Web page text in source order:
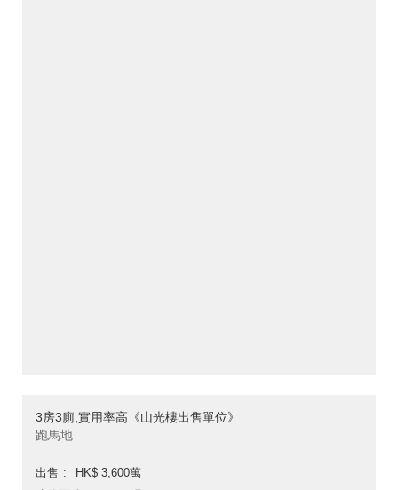
3房3廁,實用率高《山光樓出售單位》
跑馬地
出售
HK$ 3,600萬